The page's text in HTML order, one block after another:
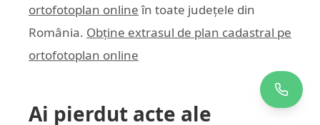
ortofotoplan online în toate județele din
România. Obține extrasul de plan cadastral pe
ortofotoplan online
Ai pierdut acte ale